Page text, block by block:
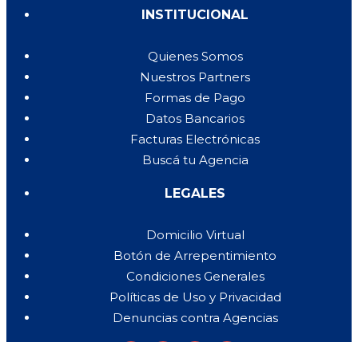
INSTITUCIONAL
Quienes Somos
Nuestros Partners
Formas de Pago
Datos Bancarios
Facturas Electrónicas
Buscá tu Agencia
LEGALES
Domicilio Virtual
Botón de Arrepentimiento
Condiciones Generales
Políticas de Uso y Privacidad
Denuncias contra Agencias